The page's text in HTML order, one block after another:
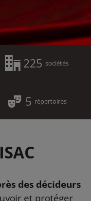
225 sociétés
5 répertoires
des décideurs
et protéger